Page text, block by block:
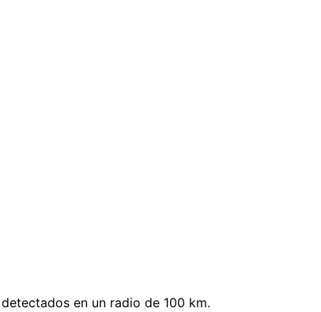
en un radio de 100 km.